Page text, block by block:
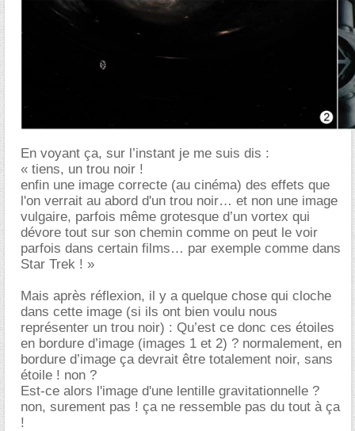
En voyant ça, sur l’instant je me suis dis :
« tiens, un trou noir !
enfin une image correcte (au cinéma) des effets que
l'on verrait au abord d'un trou noir… et non une image
vulgaire, parfois même grotesque d’un vortex qui
dévore tout sur son chemin comme on peut le voir
parfois dans certain films… par exemple comme dans
Star Trek ! »
Mais après réflexion, il y a quelque chose qui cloche
dans cette image (si ils ont bien voulu nous
représenter un trou noir) : Qu’est ce donc ces étoiles
en bordure d’image (images 1 et 2) ? normalement, en
bordure d’image ça devrait être totalement noir, sans
étoile ! non ?
Est-ce alors l'image d'une lentille gravitationnelle ?
non, surement pas ! ça ne ressemble pas du tout à ça
!